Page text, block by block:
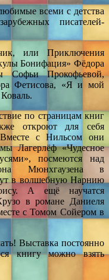
всеми с детства
писателей-
или Приключения
Бонифация» Фёдора
Софьи Прокофьевой,
Фетисова, «Я и мой
по страницам книг
откроют для себя
с Нильсом они
Лагерлёф «Чудесное
посмеются над
Мюнхгаузена в
в волшебную Нарнию
А ещё научатся
в романе Даниеля
с Томом Сойером в
Выставка постоянно
книгу можно взять